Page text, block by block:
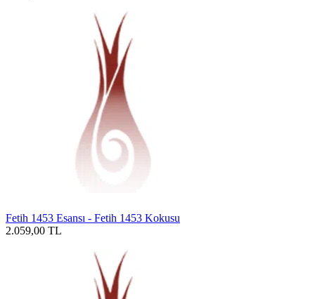
Fetih 1453 Esansı - Fetih 1453 Kokusu
2.059,00 TL